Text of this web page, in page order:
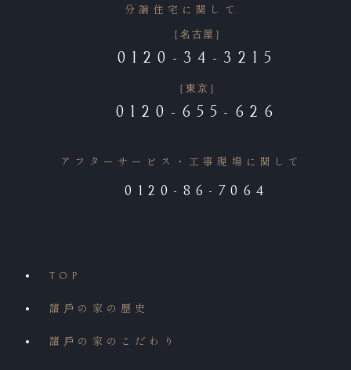
分譲住宅に関して
［名古屋］
0120-34-3215
［東京］
0120-655-626
アフターサービス・工事現場に関して
0120-86-7064
TOP
諸⼾の家の歴史
諸⼾の家のこだわり